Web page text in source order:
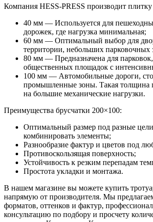
Компания HESS-PRESS производит
40 мм — Используется для
дорожек, где нагрузка минимальная;
60 мм — Оптимальный выбор для
территории, небольших парковочных
80 мм — Предназначена для
общественных площадок с
100 мм — Автомобильные дороги,
промышленные зоны. Такая толщина
на большие механические нагрузки.
Преимущества брусчатки 200×100:
Оптимальный размер под разные
комбинировать элементы;
Разнообразие фактур и цветов под
Противоскользящая поверхность;
Устойчивость к резким перепадам
Простота укладки и монтажа.
В нашем магазине вы можете купить
напрямую от производителя. Мы
форматов, оттенков и фактур,
консультацию по подбору и просчету